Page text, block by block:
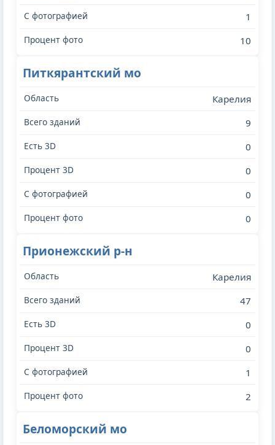
1
10
Питкярантский мо
Карелия
9
0
0
0
0
Прионежский р-н
Карелия
47
0
0
1
2
Беломорский мо